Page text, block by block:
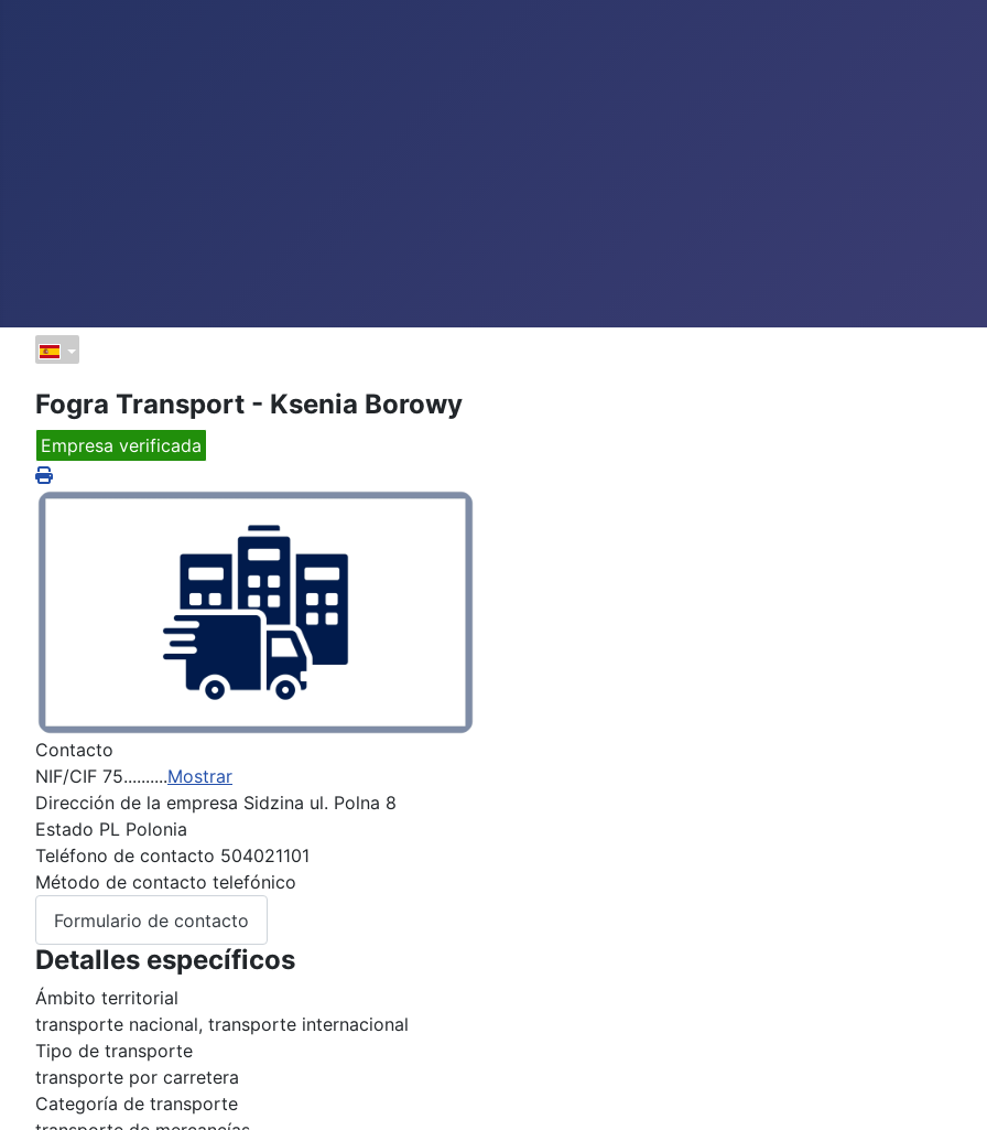
Fogra Transport - Ksenia Borowy
Empresa verificada
Contacto
NIF/CIF 75..........Mostrar
Dirección de la empresa Sidzina ul. Polna 8
Estado PL Polonia
Teléfono de contacto 504021101
Método de contacto telefónico
Formulario de contacto
Detalles específicos
Ámbito territorial
transporte nacional, transporte internacional
Tipo de transporte
transporte por carretera
Categoría de transporte